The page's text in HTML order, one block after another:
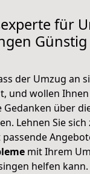
für
der Umzug an
und wollen
Gedanken über
Lehnen Sie
mit Ihrem
helfen kann.